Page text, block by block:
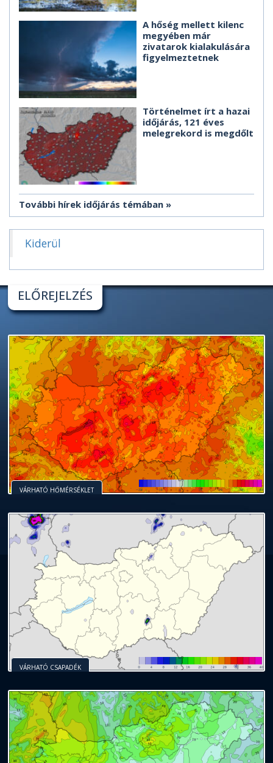
A hőség mellett kilenc
megyében már
zivatarok kialakulására
figyelmeztetnek
Történelmet írt a hazai
időjárás, 121 éves
melegrekord is megdőlt
További hírek időjárás témában
Kiderül
ELŐREJELZÉS
VÁRHATÓ HŐMÉRSÉKLET
VÁRHATÓ CSAPADÉK